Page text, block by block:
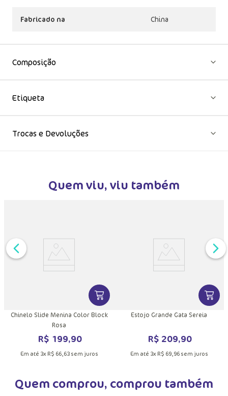
Fabricado na China
Composição
Etiqueta
Trocas e Devoluções
Quem viu, viu também
INFORMAÇÕES DO PRODUTOVER MAIS INFORMAÇÕES DO
Chinelo Slide Menina Color Block
Rosa
R$ 199,90
Em até 3x R$ 66,63sem juros
VER
Estojo Grande Gata Sereia
R$ 209,90
Em até 3x R$ 69,96sem juros
Quem comprou, comprou também